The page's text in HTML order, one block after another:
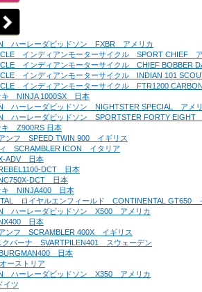
　ハーレーダビッドソン　FXBR　アメリカ
　インディアンモーターサイクル　SPORT CHIEF　
　インディアンモーターサイクル　CHIEF BOBBER
　インディアンモーターサイクル　INDIAN 101
　インディアンモーターサイクル　FTR1200
　NINJA 1000SX　日本
　ハーレーダビッドソン　NIGHTSTER SPECIAL　アメ
　ハーレーダビッドソン　SPORTSTER FORTY EIGHT
　Z900RS 日本
ンフ　SPEED TWIN 900　イギリス
　SCRAMBLER ICON　イタリア
ADV　日本
DCT　日本
DCT　日本
　NINJA400　日本
　ロイヤルエンフィールド　CONTINENTAL GT650　
　ハーレーダビッドソン　X500　アメリカ
　日本
ンフ　SCRAMBLER 400X　イギリス
バーナ　SVARTPILEN401　スウェーデン
　日本
ーストリア
　ハーレーダビッドソン　X350　アメリカ
イツ